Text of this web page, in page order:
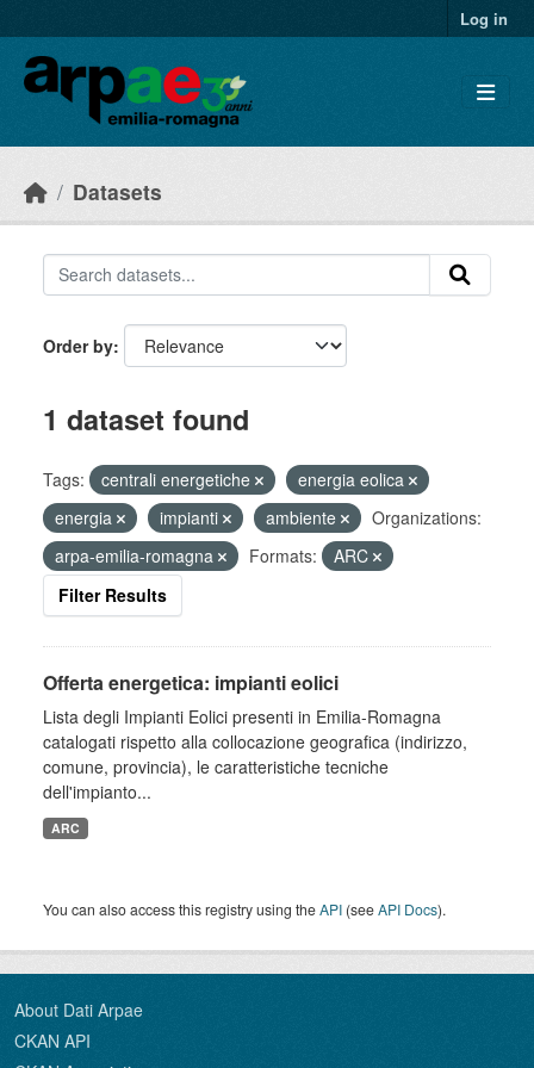
Log in
Datasets
Order by
1 dataset found
Tags: centrali energetiche
energia eolica
energia
impianti ambiente
Organizations:
arpa-emilia-romagna
Formats:
ARC
Filter Results
Offerta energetica: impianti eolici
Lista degli Impianti Eolici presenti in Emilia-Romagna
catalogati rispetto alla collocazione geografica (indirizzo,
comune, provincia), le caratteristiche tecniche
dell'impianto...
ARC
You can also access this registry using theAPI (seeAPI Docs).
About Dati Arpae
CKAN API